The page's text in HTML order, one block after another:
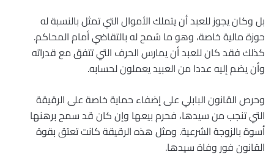
بل وكان يجوز للعبد أن يتملك الأموال التي تمثل بالنسبة له
حوزة مالية خاصة، وهو ما سُمح له بالتقاضي أمام المحاكم.
كذلك فقد كان للعبد أن يمارس الحرف التي تتفق مع قدراته
وأن يضم إليه عددا من العبيد يعملون لحسابه.
وحرص القانون البابلي على إضفاء حماية خاصة على الرقيقة
التي تنجب من سيدها، فحرم بيعها وإن كان قد سمح برهنها
أسوة بالزوجة الشرعية. ومثل هذه الرقيقة كانت تعتق بقوة
القانون فور وفاة سيدها.